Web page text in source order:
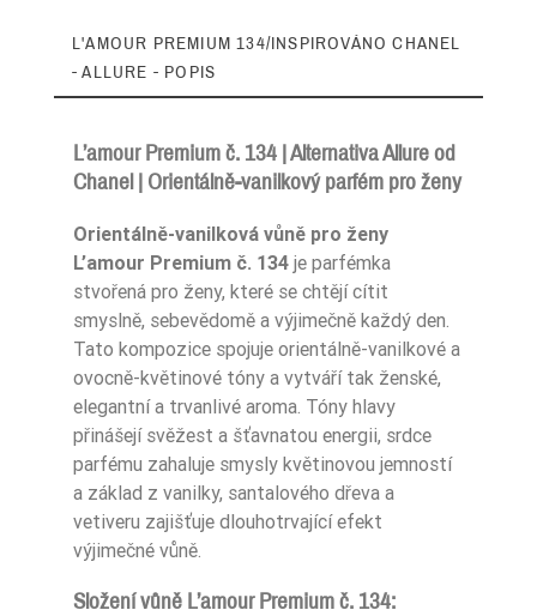
L'AMOUR PREMIUM 134/INSPIROVÁNO CHANEL
- ALLURE - POPIS
L’amour Premium č. 134 | Alternativa Allure od
Chanel | Orientálně-vanilkový parfém pro ženy
Orientálně-vanilková vůně pro ženy
L’amour Premium č. 134 je parfémka
stvořená pro ženy, které se chtějí cítit
smyslně, sebevědomě a výjimečně každý den.
Tato kompozice spojuje orientálně-vanilkové a
ovocně-květinové tóny a vytváří tak ženské,
elegantní a trvanlivé aroma. Tóny hlavy
přinášejí svěžest a šťavnatou energii, srdce
parfému zahaluje smysly květinovou jemností
a základ z vanilky, santalového dřeva a
vetiveru zajišťuje dlouhotrvající efekt
výjimečné vůně.
Složení vůně L’amour Premium č. 134:
Zaperfumowanie 22%
Ean13 5906826252492